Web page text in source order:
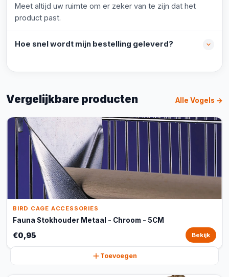
Meet altijd uw ruimte om er zeker van te zijn dat het
product past.
Hoe snel wordt mijn bestelling geleverd?
Vergelijkbare producten Alle Vogels →
BIRD CAGE ACCESSORIES
Fauna Stokhouder Metaal - Chroom - 5CM
€0,95 Bekijk
Toevoegen